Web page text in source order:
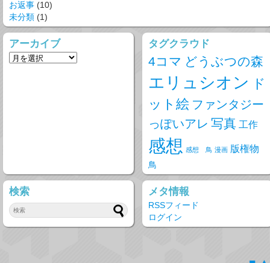
お返事 (10)
未分類 (1)
アーカイブ タグクラウド
4コマ どうぶつの森
エリュシオン ド
ット絵 ファンタジー
っぽいアレ 写真 工作
感想 感想 鳥 漫画 版権物
鳥
検索 メタ情報
RSSフィード
ログイン